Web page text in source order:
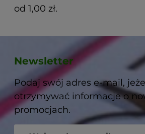
od 1,00 zł.
Newsletter
Podaj swój adres e-mail,
otrzymywać informacje o
promocjach.